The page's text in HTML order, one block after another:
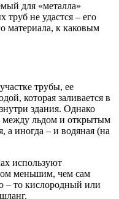
для «металла»
труб не удастся – его
материала, к каковым
трубы, ее
которая заливается в
здания. Однако
между льдом и открытым
а иногда – и водяная (на
используют
меньшим, чем сам
– то кислородный или